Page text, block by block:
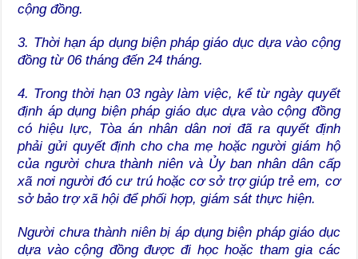
cộng đồng.
3. Thời hạn áp dụng biện pháp giáo dục dựa vào cộng
đồng từ 06 tháng đến 24 tháng.
4. Trong thời hạn 03 ngày làm việc, kể từ ngày quyết
định áp dụng biện pháp giáo dục dựa vào cộng đồng
có hiệu lực, Tòa án nhân dân nơi đã ra quyết định
phải gửi quyết định cho cha mẹ hoặc người giám hộ
của người chưa thành niên và Ủy ban nhân dân cấp
xã nơi người đó cư trú hoặc cơ sở trợ giúp trẻ em, cơ
sở bảo trợ xã hội để phối hợp, giám sát thực hiện.
Người chưa thành niên bị áp dụng biện pháp giáo dục
dựa vào cộng đồng được đi học hoặc tham gia các